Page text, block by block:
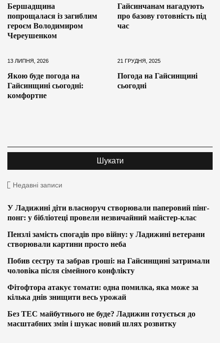
Бершадщина
попрощалася із загиблим
героєм Володимиром
Череушенком
Гайсинчанам нагадують
про базову готовність під
час
13 ЛИПНЯ, 2026
Якою буде погода на
Гайсинщині сьогодні:
комфортне
21 ГРУДНЯ, 2025
Погода на Гайсинщині
сьогодні
Недавні записи
У Ладижині діти власноруч створювали паперовий пінг-
понг: у бібліотеці провели незвичайний майстер-клас
Пензлі замість спогадів про війну: у Ладижині ветерани
створювали картини просто неба
Побив сестру та забрав гроші: на Гайсинщині затримали
чоловіка після сімейного конфлікту
Фітофтора атакує томати: одна помилка, яка може за
кілька днів знищити весь урожай
Без ТЕС майбутнього не буде? Ладижин готується до
масштабних змін і шукає новий шлях розвитку